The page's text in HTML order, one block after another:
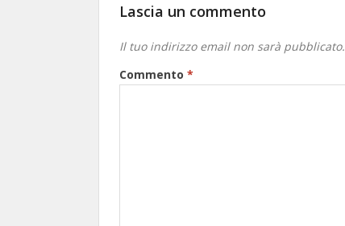
Lascia un commento
Il tuo indirizzo email non sarà pubblicato.
Commento *